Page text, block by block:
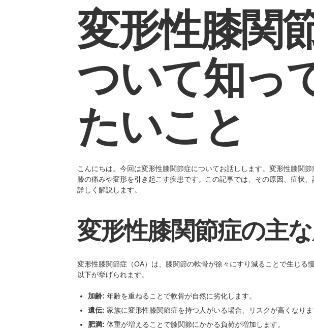
変形性膝関
ついて知っ
たいこと
こんにちは。今回は変形性膝関節症についてお話しします。変形性膝関
膝の痛みや変形を引き起こす疾患です。この記事では、その原因、症状
詳しく解説します。
変形性膝関節症の主
変形性膝関節症（OA）は、膝関節の軟骨が徐々にすり減ることで生じる
以下が挙げられます。
加齢: 年齢を重ねることで軟骨が自然に劣化します。
遺伝: 家族に変形性膝関節症を持つ人がいる場合、リスクが高くなりま
肥満: 体重が増えることで膝関節にかかる負荷が増加します。